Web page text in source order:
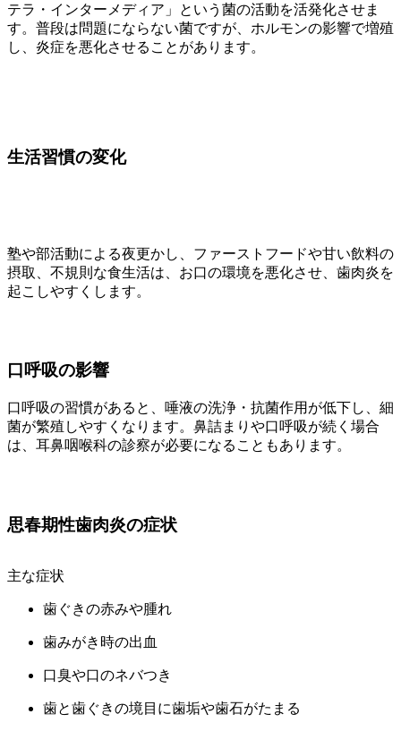
テラ・インターメディア」という菌の活動を活発化させま
す。普段は問題にならない菌ですが、ホルモンの影響で増殖
し、炎症を悪化させることがあります。
生活習慣の変化
塾や部活動による夜更かし、ファーストフードや甘い飲料の
摂取、不規則な食生活は、お口の環境を悪化させ、歯肉炎を
起こしやすくします。
口呼吸の影響
口呼吸の習慣があると、唾液の洗浄・抗菌作用が低下し、細
菌が繁殖しやすくなります。鼻詰まりや口呼吸が続く場合
は、耳鼻咽喉科の診察が必要になることもあります。
思春期性歯肉炎の症状
主な症状
歯ぐきの赤みや腫れ
歯みがき時の出血
口臭や口のネバつき
歯と歯ぐきの境目に歯垢や歯石がたまる